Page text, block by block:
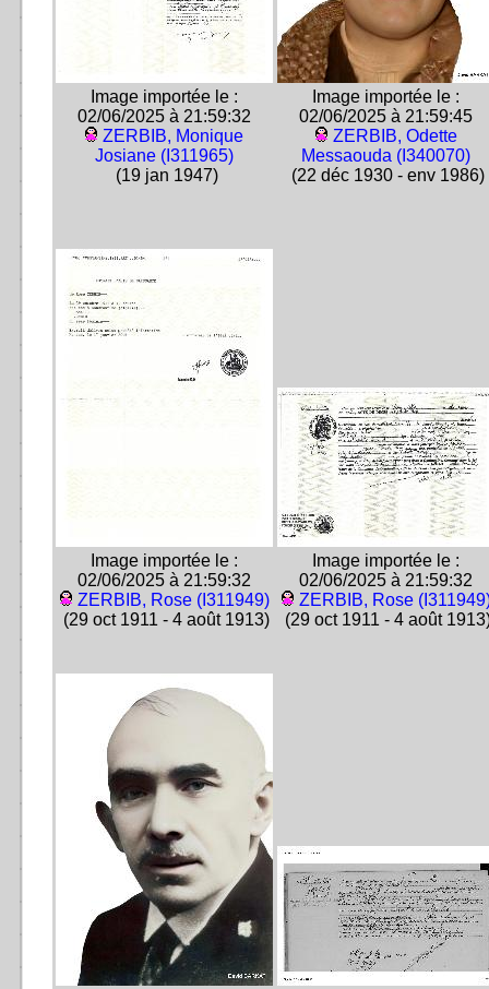
Image importée le :
02/06/2025 à 21:59:32
ZERBIB, Monique
Josiane (I311965)
(19 jan 1947)
Image importée le :
02/06/2025 à 21:59:45
ZERBIB, Odette
Messaouda (I340070)
(22 déc 1930 - env 1986)
Image importée le :
02/06/2025 à 21:59:32
ZERBIB, Rose (I311949)
(29 oct 1911 - 4 août 1913)
Image importée le :
02/06/2025 à 21:59:32
ZERBIB, Rose
(29 oct 1911 - 4 août